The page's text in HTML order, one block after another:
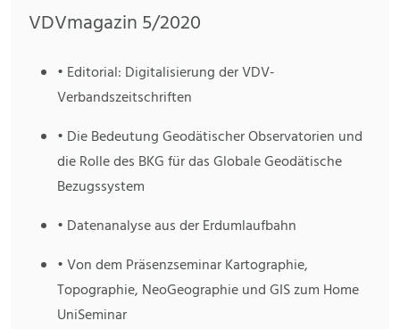
VDVmagazin 5/2020
• Editorial: Digitalisierung der VDV-
Verbandszeitschriften
• Die Bedeutung Geodätischer Observatorien und
die Rolle des BKG für das Globale Geodätische
Bezugssystem
• Datenanalyse aus der Erdumlaufbahn
• Von dem Präsenzseminar Kartographie,
Topographie, NeoGeographie und GIS zum Home
UniSeminar